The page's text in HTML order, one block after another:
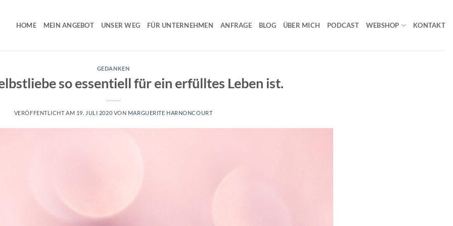
HOME MEIN ANGEBOT UNSER WEG FÜR UNTERNEHMEN ANFRAGE BLOG ÜBER MICH PODCAST WEBSHOP KONTAKT
GEDANKEN
so essentiell für ein erfülltes Leben ist.
VERÖFFENTLICHT AM 19. JULI 2020 VON MARGUERITE HARNONCOURT